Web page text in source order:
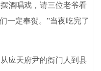
酒唱戏，请三位老爷看
一定奉贺。”当夜吃完了
应天府尹的衙门人到县